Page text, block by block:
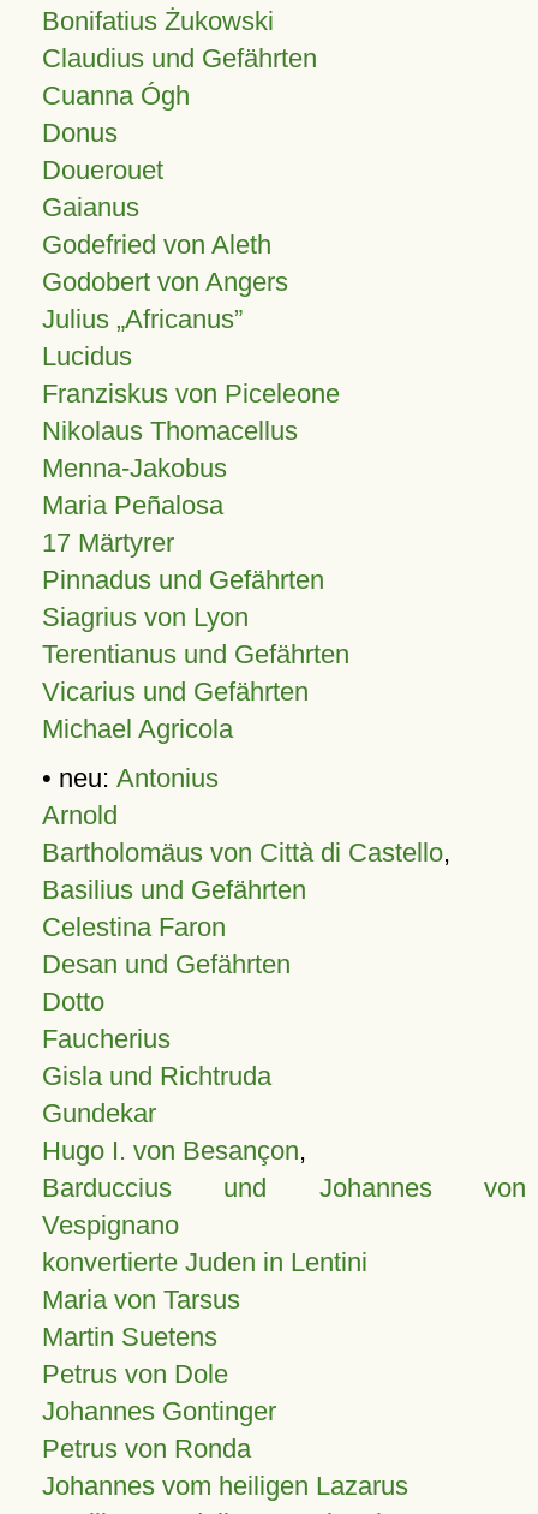
Bonifatius Żukowski
Claudius und Gefährten
Cuanna Ógh
Donus
Douerouet
Gaianus
Godefried von Aleth
Godobert von Angers
Julius Africanus
Lucidus
Franziskus von Piceleone
Nikolaus Thomacellus
Menna-Jakobus
Maria Peñalosa
17 Märtyrer
Pinnadus und Gefährten
Siagrius von Lyon
Terentianus und Gefährten
Vicarius und Gefährten
Michael Agricola
• neu: Antonius
Arnold
Bartholomäus von Città di Castello,
Basilius und Gefährten
Celestina Faron
Desan und Gefährten
Dotto
Faucherius
Gisla und Richtruda
Gundekar
Hugo I. von Besançon,
Barduccius und Johannes von
Vespignano
konvertierte Juden in Lentini
Maria von Tarsus
Martin Suetens
Petrus von Dole
Johannes Gontinger
Petrus von Ronda
Johannes vom heiligen Lazarus